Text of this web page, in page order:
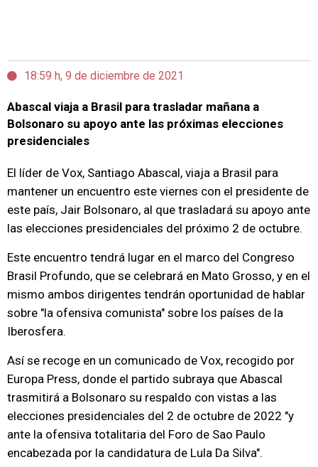
18:59 h, 9 de diciembre de 2021
Abascal viaja a Brasil para trasladar mañana a
Bolsonaro su apoyo ante las próximas elecciones
presidenciales
El líder de Vox, Santiago Abascal, viaja a Brasil para
mantener un encuentro este viernes con el presidente de
este país, Jair Bolsonaro, al que trasladará su apoyo ante
las elecciones presidenciales del próximo 2 de octubre.
Este encuentro tendrá lugar en el marco del Congreso
Brasil Profundo, que se celebrará en Mato Grosso, y en el
mismo ambos dirigentes tendrán oportunidad de hablar
sobre "la ofensiva comunista" sobre los países de la
Iberosfera.
Así se recoge en un comunicado de Vox, recogido por
Europa Press, donde el partido subraya que Abascal
trasmitirá a Bolsonaro su respaldo con vistas a las
elecciones presidenciales del 2 de octubre de 2022 "y
ante la ofensiva totalitaria del Foro de Sao Paulo
encabezada por la candidatura de Lula Da Silva".